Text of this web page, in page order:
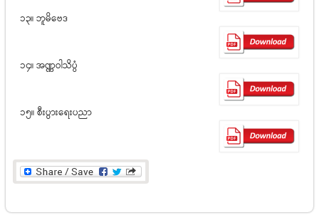
၁၃။ ဘူမိဗေဒ
၁၄။ အဏ္ဏဝါသိပ္ပံ
၁၅။ စီးပွားရေးပညာ